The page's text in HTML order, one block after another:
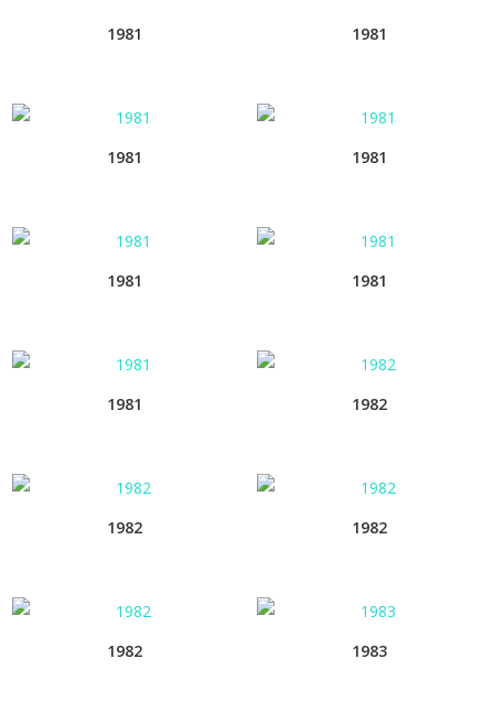
1981 1981
1981 1981
1981 1981
1981 1982
1982 1982
1982 1983